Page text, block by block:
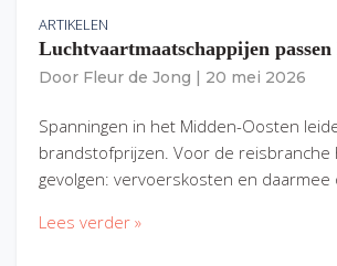
ARTIKELEN
Luchtvaartmaatschappijen passen
Door Fleur de Jong 20 mei 2026
Spanningen in het Midden-Oosten
brandstofprijzen. Voor de
gevolgen: vervoerskosten en daarmee
Lees verder »